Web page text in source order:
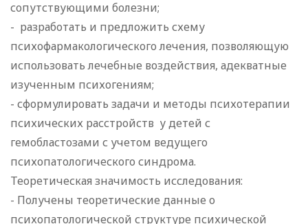
сопутствующими болезни;
- разработать и предложить схему
психофармакологического лечения, позволяющую
использовать лечебные воздействия, адекватные
изученным психогениям;
- сформулировать задачи и методы психотерапии
психических расстройств у детей с
гемобластозами с учетом ведущего
психопатологического синдрома.
Теоретическая значимость исследования:
- Получены теоретические данные о
психопатологической структуре психической